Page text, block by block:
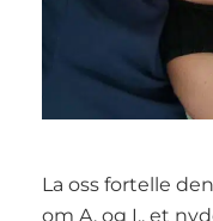
La oss fortelle
om A. og I., et